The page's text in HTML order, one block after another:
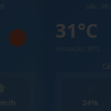
sáb., 08 de ago.
28°C
Sensação: 29°C
Nuvens